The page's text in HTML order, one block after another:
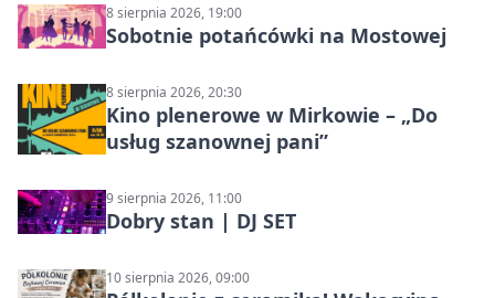
8 sierpnia 2026, 19:00
Sobotnie potańcówki na Mostowej
8 sierpnia 2026, 20:30
Kino plenerowe w Mirkowie – „Do
usług szanownej pani”
9 sierpnia 2026, 11:00
Dobry stan | DJ SET
10 sierpnia 2026, 09:00